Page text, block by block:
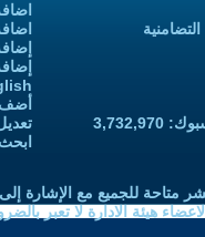
متاحة للجميع مع الإشارة
هيئة الادارة لا تعبر